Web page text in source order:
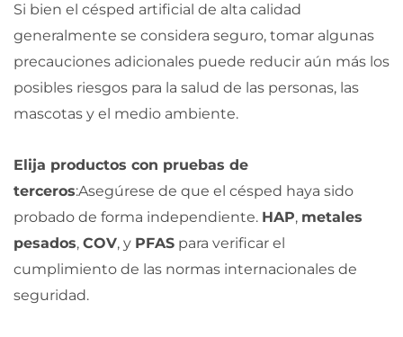
Si bien el césped artificial de alta calidad
generalmente se considera seguro, tomar algunas
precauciones adicionales puede reducir aún más los
posibles riesgos para la salud de las personas, las
mascotas y el medio ambiente.
Elija productos con pruebas de
terceros:Asegúrese de que el césped haya sido
probado de forma independiente. HAP, metales
pesados, COV, y PFAS para verificar el
cumplimiento de las normas internacionales de
seguridad.